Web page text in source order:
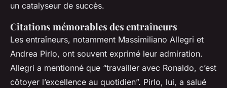
un catalyseur de succès.
Citations mémorables des entraîneurs
Les entraîneurs, notamment Massimiliano Allegri et
Andrea Pirlo, ont souvent exprimé leur admiration.
Allegri a mentionné que “travailler avec Ronaldo, c’est
côtoyer l’excellence au quotidien”. Pirlo, lui, a salué